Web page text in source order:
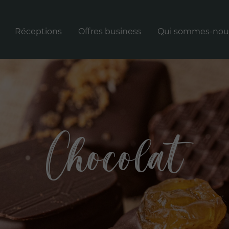
Réceptions Offres business Qui sommes-
à Carbonne
Rechercher
RECHERCHER
Chocolat